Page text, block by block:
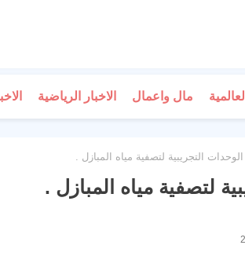
مال واعمال الاخبار الرياضية
الوحدات التجريبية لتصفية مياه المبازل .
لتصفية مياه المبازل .